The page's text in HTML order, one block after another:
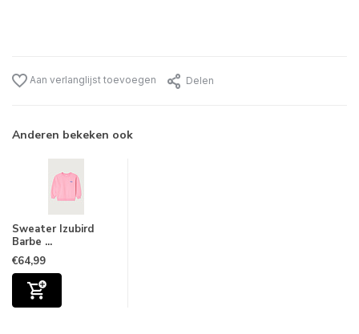
Aan verlanglijst toevoegen Delen
Anderen bekeken ook
Sweater Izubird
Barbe ...
€64,99